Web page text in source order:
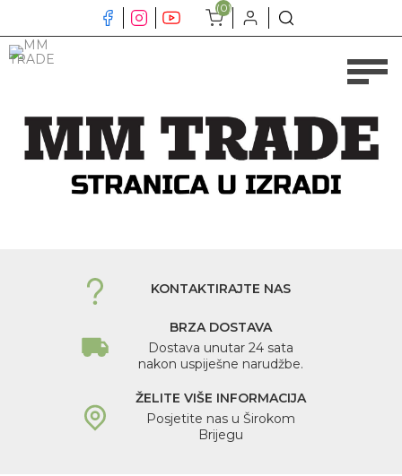
(0)
KONTAKTIRAJTE NAS
BRZA DOSTAVA
Dostava unutar 24 sata
nakon uspiješne narudžbe.
ŽELITE VIŠE INFORMACIJA
Posjetite nas u Širokom
Brijegu